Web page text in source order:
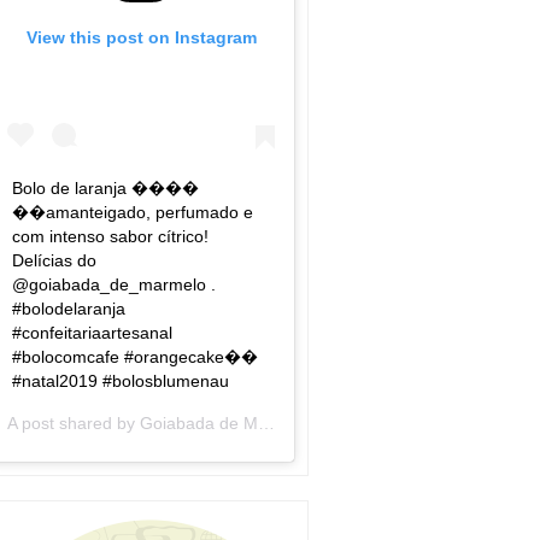
View this post on Instagram
Bolo de laranja ����
��amanteigado, perfumado e
com intenso sabor cítrico!
Delícias do
@goiabada_de_marmelo .
#bolodelaranja
#confeitariaartesanal
#bolocomcafe #orangecake��
#natal2019 #bolosblumenau
A post shared by Goiabada de Marmelo